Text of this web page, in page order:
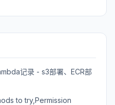
记录 - s3部署、ECR部
to try,Permission